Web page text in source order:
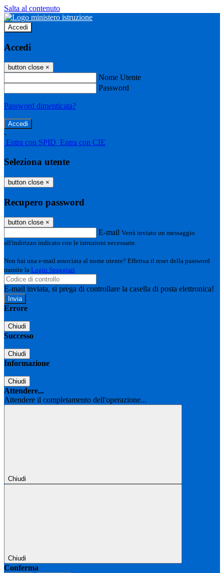
Salta al contenuto
Accedi
Accedi
button close ×
Nome Utente
Password
Password dimenticata?
-
Entra con SPID Entra con CIE
Seleziona utente
button close ×
Recupero password
button close ×
E-mail Verrà inviato un messaggio
all'indirizzo indicato con le istruzioni necessarie.
Non hai una e-mail associata al nome utente? Effettua il reset della password
tramite la Login Spaggiari
E-mail inviata, si prega di controllare la casella di posta elettronica!
Errore
Chiudi
Successo
Chiudi
Informazione
Chiudi
Attendere...
Attendere il completamento dell'operazione...
Chiudi
Chiudi
Conferma